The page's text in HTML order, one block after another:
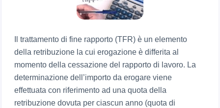
Il trattamento di fine rapporto (TFR) è un elemento
della retribuzione la cui erogazione è differita al
momento della cessazione del rapporto di lavoro. La
determinazione dell’importo da erogare viene
effettuata con riferimento ad una quota della
retribuzione dovuta per ciascun anno (quota di